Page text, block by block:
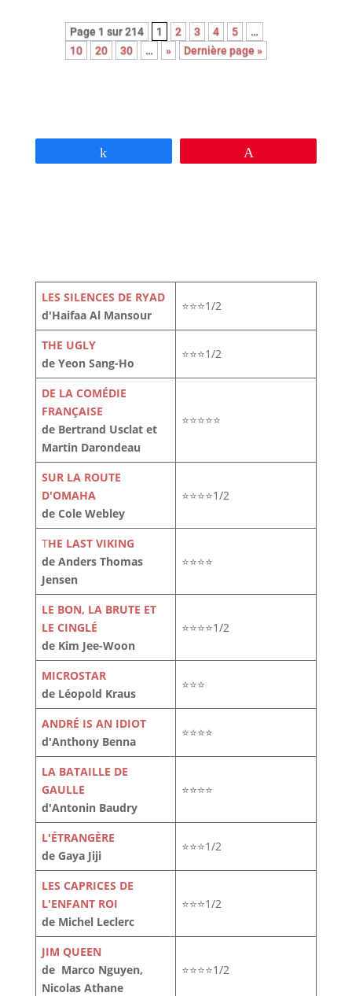
Page 1 sur 214 1 2 3 4 5
…
10
20 30 … » Dernière page »
LES SILENCES DE RYAD
d'Haifaa Al Mansour
⭐⭐⭐1/2
THE UGLY
de Yeon Sang-Ho
⭐⭐⭐1/2
DE LA COMÉDIE
FRANÇAISE
de Bertrand Usclat et
Martin Darondeau
⭐⭐⭐⭐⭐
SUR LA ROUTE
D'OMAHA
de Cole Webley
⭐⭐⭐⭐1/2
THE LAST VIKING
de Anders Thomas
Jensen
⭐⭐⭐⭐
LE BON, LA BRUTE ET
LE CINGLÉ
de Kim Jee-Woon
⭐⭐⭐⭐1/2
MICROSTAR
de Léopold Kraus
⭐⭐⭐
ANDRÉ IS AN IDIOT
d'Anthony Benna
⭐⭐⭐⭐
LA BATAILLE DE
GAULLE
d'Antonin Baudry
⭐⭐⭐⭐
L'ÉTRANGÈRE
de Gaya Jiji
⭐⭐⭐1/2
LES CAPRICES DE
L'ENFANT ROI
de Michel Leclerc
⭐⭐⭐1/2
JIM QUEEN
de Marco Nguyen,
Nicolas Athane
⭐⭐⭐⭐1/2